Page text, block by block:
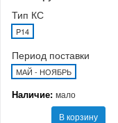
Тип КС
P14
Период поставки
МАЙ - НОЯБРЬ
Наличие: мало
В корзину